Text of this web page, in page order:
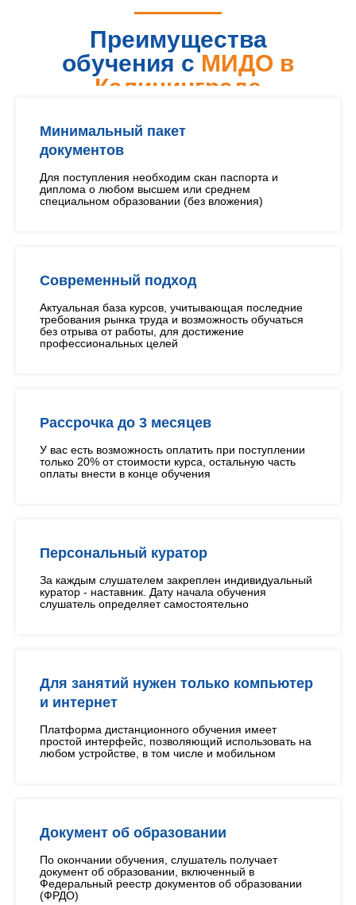
Преимущества
обучения с МИДО в
Калининграде
Минимальный пакет
документов
Для поступления необходим скан паспорта и
диплома о любом высшем или среднем
специальном образовании (без вложения)
Современный подход
Актуальная база курсов, учитывающая последние
требования рынка труда и возможность обучаться
без отрыва от работы, для достижение
профессиональных целей
Рассрочка до 3 месяцев
У вас есть возможность оплатить при поступлении
только 20% от стоимости курса, остальную часть
оплаты внести в конце обучения
Персональный куратор
За каждым слушателем закреплен индивидуальный
куратор - наставник. Дату начала обучения
слушатель определяет самостоятельно
Для занятий нужен только компьютер
и интернет
Платформа дистанционного обучения имеет
простой интерфейс, позволяющий использовать на
любом устройстве, в том числе и мобильном
Документ об образовании
По окончании обучения, слушатель получает
документ об образовании, включенный в
Федеральный реестр документов об образовании
(ФРДО)